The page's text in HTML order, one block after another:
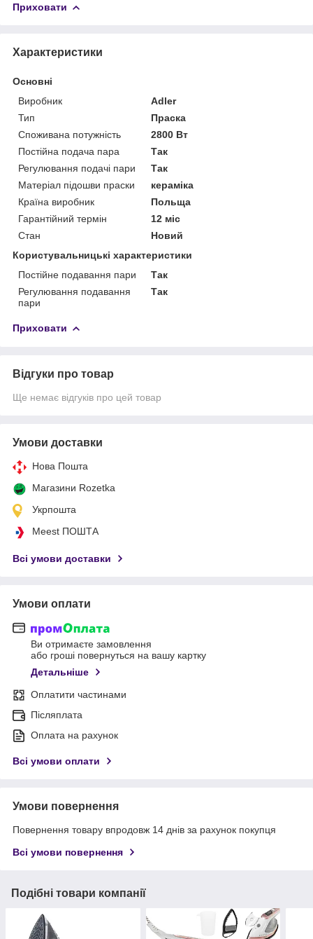
Приховати
Характеристики
Основні
Виробник
Adler
Тип
Праска
Споживана потужність
2800 Вт
Постійна подача пара
Так
Регулювання подачі пари
Так
Матеріал підошви праски
кераміка
Країна виробник
Польща
Гарантійний термін
12 міс
Стан
Новий
Користувальницькі характеристики
Постійне подавання пари
Так
Регулювання подавання
пари
Так
Приховати
Відгуки про товар
Ще немає відгуків про цей товар
Умови доставки
Нова Пошта
Магазини Rozetka
Укрпошта
Meest ПОШТА
Всі умови доставки
Умови оплати
Ви отримаєте замовлення
або гроші повернуться на вашу картку
Детальніше
Оплатити частинами
Післяплата
Оплата на рахунок
Всі умови оплати
Умови повернення
Повернення товару впродовж 14 днів за рахунок покупця
Всі умови повернення
Подібні товари компанії